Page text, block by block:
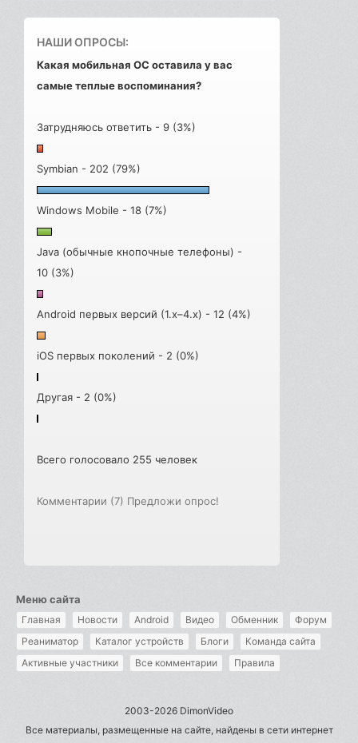
НАШИ ОПРОСЫ:
Какая мобильная ОС оставила у вас
самые теплые воспоминания?
Затрудняюсь ответить - 9 (3%)
Symbian - 202 (79%)
Windows Mobile - 18 (7%)
Java (обычные кнопочные телефоны) -
10 (3%)
Android первых версий (1.x–4.x) - 12 (4%)
iOS первых поколений - 2 (0%)
Другая - 2 (0%)
Всего голосовало 255 человек
Комментарии (7) Предложи опрос!
Меню сайта
Главная Новости Android Видео Обменник
Форум
Реаниматор
Каталог устройств Блоги
Команда сайта
Активные участники
Все комментарии Правила
2003-2026 DimonVideo
Все материалы, размещенные на сайте, найдены в сети интернет